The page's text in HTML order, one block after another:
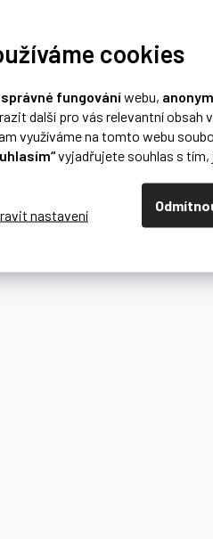
cookies
správné fungováníwebu,
další pro vás relevantní obsah
využíváme na tomto webu
vyjadřujete souhlas s tím,